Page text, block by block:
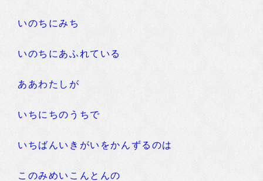
いのちにみち
いのちにあふれている
ああわたしが
いちにちのうちで
いちばんいきがいをかんずるのは
このみめいこんとんの